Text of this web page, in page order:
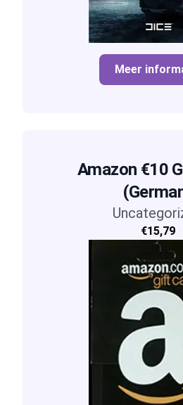
Meer
Amazon €10
€15,79